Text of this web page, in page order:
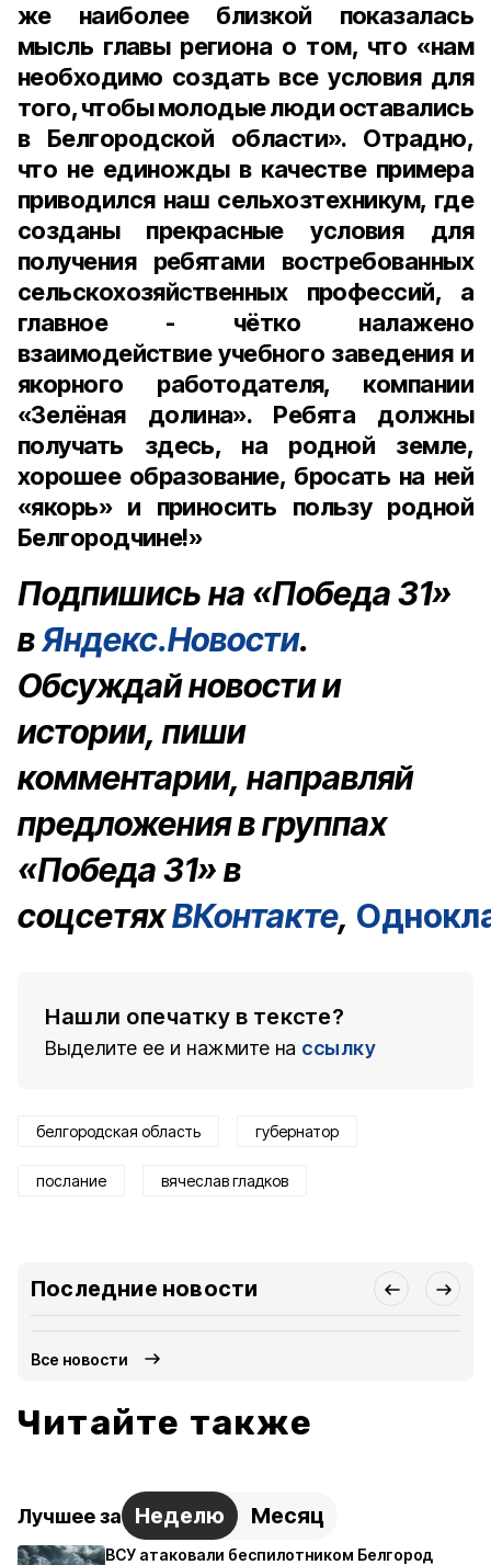
же наиболее близкой показалась
мысль главы региона о том, что «нам
необходимо создать все условия для
того, чтобы молодые люди оставались
в Белгородской области». Отрадно,
что не единожды в качестве примера
приводился наш сельхозтехникум, где
созданы прекрасные условия для
получения ребятами востребованных
сельскохозяйственных профессий, а
главное - чётко налажено
взаимодействие учебного заведения и
якорного работодателя, компании
«Зелёная долина». Ребята должны
получать здесь, на родной земле,
хорошее образование, бросать на ней
«якорь» и приносить пользу родной
Белгородчине!»
Подпишись на «Победа 31»
вЯндекс.Новости.
Обсуждай новости и
истории, пиши
комментарии, направляй
предложения в группах
«Победа 31» в
соцсетяхВКонтакте,
Нашли опечатку в тексте?
Выделите ее и нажмите на ссылку
белгородская область губернатор
послание вячеслав гладков
Последние новости
Все новости
Читайте также
Лучшее за Неделю Месяц
ВСУ атаковали беспилотником Белгород